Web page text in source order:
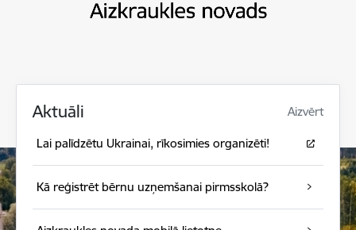
Aktuāli Aizvērt
Lai palīdzētu Ukrainai, rīkosimies organizēti!
Kā reģistrēt bērnu uzņemšanai pirmsskolā?